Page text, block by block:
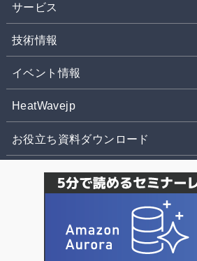
サービス
技術情報
イベント情報
HeatWavejp
お役立ち資料ダウンロード
お問合せ
株式会社パソナデータ&デザイン